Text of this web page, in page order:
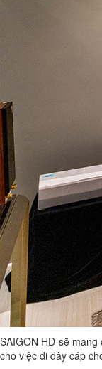
SAIGON HD sẽ
cho việc đi dây cáp